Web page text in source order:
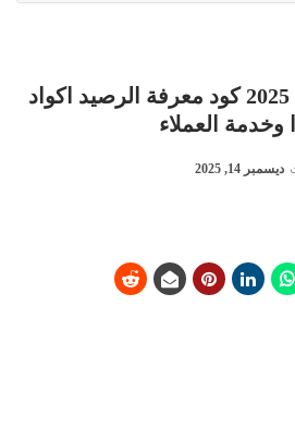
جميع أكواد فودافون 2025 كود معرفة الرصيد اكواد
العملاء
ديسمبر 14, 2025